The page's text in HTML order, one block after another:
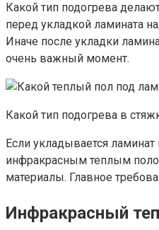
Какой тип подогрева
перед укладкой ламината
Иначе после укладки
очень важный момент.
Какой тип подогрева в
Если укладывается
инфракрасным теплым
материалы. Главное
Инфракрасный